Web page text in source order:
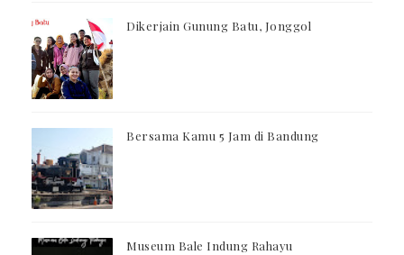
Dikerjain Gunung Batu, Jonggol
Bersama Kamu 5 Jam di Bandung
Museum Bale Indung Rahayu